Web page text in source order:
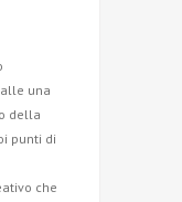
una
della
punti di
che